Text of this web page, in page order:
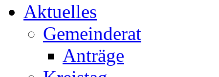
Aktuelles
Gemeinderat
Anträge